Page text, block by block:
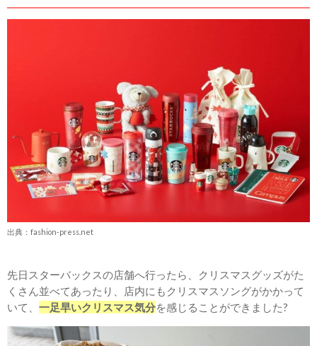
出典：fashion-press.net
先日スターバックスの店舗へ行ったら、クリスマスグッズがた
くさん並べてあったり、店内にもクリスマスソングがかかって
いて、 一足早いクリスマス気分を感じることができました?